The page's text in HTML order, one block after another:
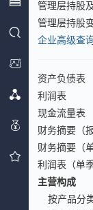
管理层持股
管理层持股
企业高级查
资产负债表
利润表
现金流量表
财务摘要（
财务摘要（
利润表（单季
主营构成
按产品分